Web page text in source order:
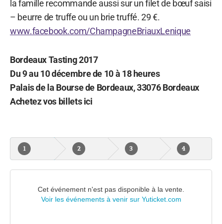
la famille recommande aussi sur un filet de bœuf saisi
– beurre de truffe ou un brie truffé. 29 €.
www.facebook.com/ChampagneBriauxLenique
Bordeaux Tasting 2017
Du 9 au 10 décembre de 10 à 18 heures
Palais de la Bourse de Bordeaux, 33076 Bordeaux
Achetez vos billets ici